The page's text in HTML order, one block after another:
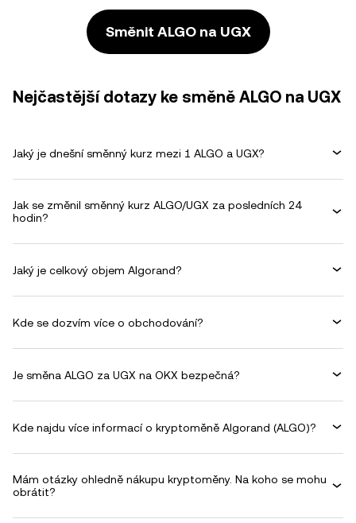
Směnit ALGO na UGX
Nejčastější dotazy ke směně ALGO na UGX
Jaký je dnešní směnný kurz mezi 1 ALGO a UGX?
Jak se změnil směnný kurz ALGO/UGX za posledních 24
hodin?
Jaký je celkový objem Algorand?
Kde se dozvím více o obchodování?
Je směna ALGO za UGX na OKX bezpečná?
Kde najdu více informací o kryptoměně Algorand (ALGO)?
Mám otázky ohledně nákupu kryptoměny. Na koho se mohu
obrátit?